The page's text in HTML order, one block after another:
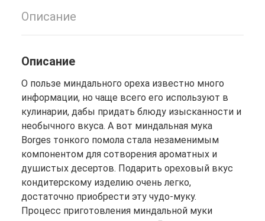
Описание
Описание
О пользе миндального ореха известно много
информации, но чаще всего его используют в
кулинарии, дабы придать блюду изысканности и
необычного вкуса. А вот миндальная мука
Borges тонкого помола стала незаменимым
компонентом для сотворения ароматных и
душистых десертов. Подарить ореховый вкус
кондитерскому изделию очень легко,
достаточно приобрести эту чудо-муку.
Процесс приготовления миндальной муки